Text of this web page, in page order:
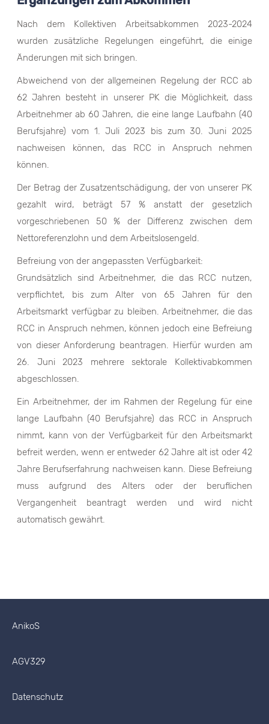
Nach dem Kollektiven Arbeitsabkommen 2023-2024
wurden zusätzliche Regelungen eingeführt, die einige
Änderungen mit sich bringen.
Abweichend von der allgemeinen Regelung der RCC ab
62 Jahren besteht in unserer PK die Möglichkeit, dass
Arbeitnehmer ab 60 Jahren, die eine lange Laufbahn (40
Berufsjahre) vom 1. Juli 2023 bis zum 30. Juni 2025
nachweisen können, das RCC in Anspruch nehmen
können.
Der Betrag der Zusatzentschädigung, der von unserer PK
gezahlt wird, beträgt 57 % anstatt der gesetzlich
vorgeschriebenen 50 % der Differenz zwischen dem
Nettoreferenzlohn und dem Arbeitslosengeld.
Befreiung von der angepassten Verfügbarkeit:
Grundsätzlich sind Arbeitnehmer, die das RCC nutzen,
verpflichtet, bis zum Alter von 65 Jahren für den
Arbeitsmarkt verfügbar zu bleiben. Arbeitnehmer, die das
RCC in Anspruch nehmen, können jedoch eine Befreiung
von dieser Anforderung beantragen. Hierfür wurden am
26. Juni 2023 mehrere sektorale Kollektivabkommen
abgeschlossen.
Ein Arbeitnehmer, der im Rahmen der Regelung für eine
lange Laufbahn (40 Berufsjahre) das RCC in Anspruch
nimmt, kann von der Verfügbarkeit für den Arbeitsmarkt
befreit werden, wenn er entweder 62 Jahre alt ist oder 42
Jahre Berufserfahrung nachweisen kann. Diese Befreiung
muss aufgrund des Alters oder der beruflichen
Vergangenheit beantragt werden und wird nicht
automatisch gewährt.
AnikoS
AGV329
Datenschutz